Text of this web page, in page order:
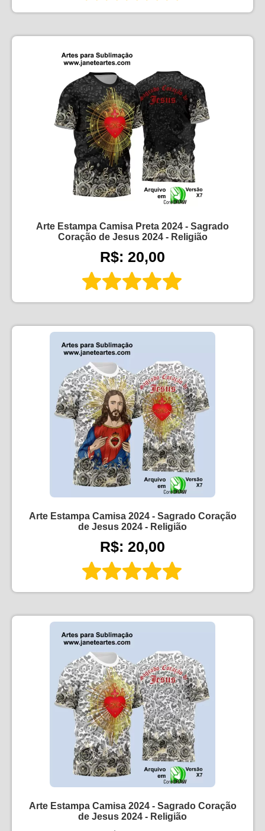
Arte Estampa Camisa Preta 2024 - Sagrado
Coração de Jesus 2024 - Religião
R$: 20,00
Arte Estampa Camisa 2024 - Sagrado Coração
de Jesus 2024 - Religião
R$: 20,00
Arte Estampa Camisa 2024 - Sagrado Coração
de Jesus 2024 - Religião